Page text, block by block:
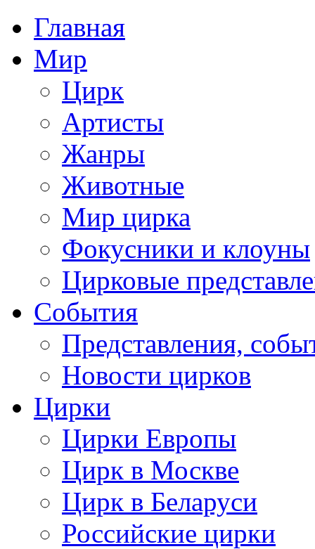
Главная
Мир
Цирк
Артисты
Жанры
Животные
Мир цирка
Фокусники и клоуны
Цирковые
События
Представления,
Новости цирков
Цирки
Цирки Европы
Цирк в Москве
Цирк в Беларуси
Российские цирки